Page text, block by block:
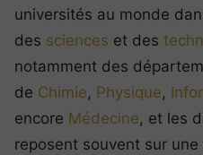
universités au monde
des sciences et des
notamment des
de Chimie, Physique,
encore Médecine, et les
reposent souvent sur